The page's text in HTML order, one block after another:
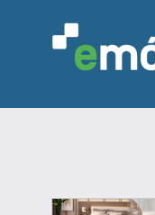
INDÚSTRIA